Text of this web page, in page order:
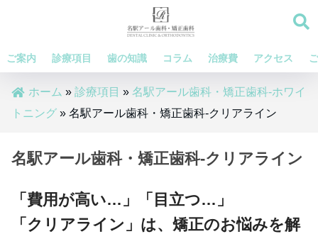
ご案内 診療項目 歯の知識 コラム 治療費 アクセス
ホーム » 診療項目 » 名駅アール歯科・矯正歯科-ホワイ
トニング » 名駅アール歯科・矯正歯科-クリアライン
名駅アール歯科・矯正歯科-クリアライン
「費用が高い…」「目立つ…」
「クリアライン」は、矯正のお悩みを解